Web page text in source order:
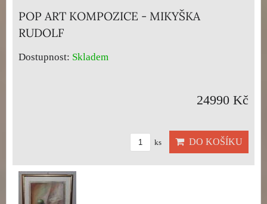
POP ART KOMPOZICE - MIKYŠKA
RUDOLF
Dostupnost: Skladem
24990 Kč
ks DO KOŠÍKU